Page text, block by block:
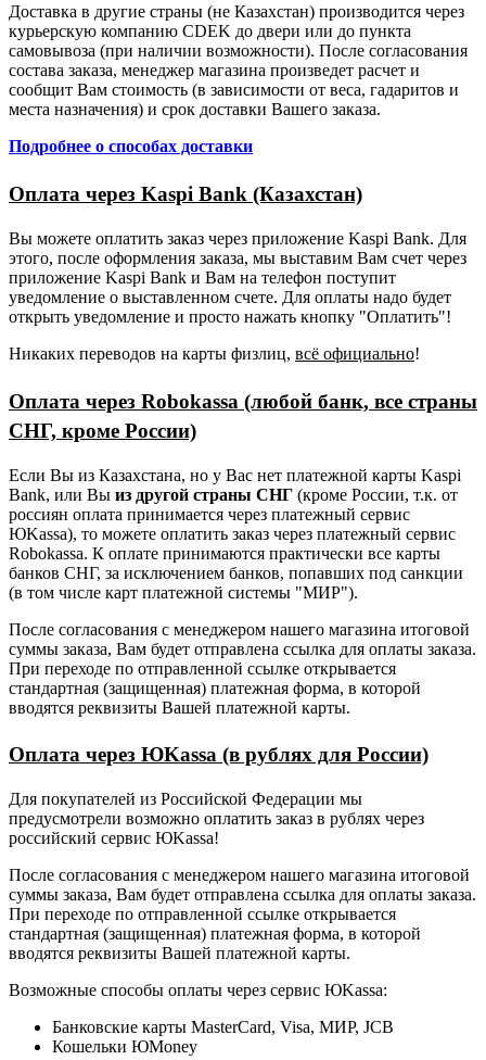
Доставка в другие страны (не Казахстан) производится через
курьерскую компанию CDEK до двери или до пункта
самовывоза (при наличии возможности). После согласования
состава заказа, менеджер магазина произведет расчет и
сообщит Вам стоимость (в зависимости от веса, гадаритов и
места назначения) и срок доставки Вашего заказа.
Подробнее о способах доставки
Оплата через Kaspi Bank (Казахстан)
Вы можете оплатить заказ через приложение Kaspi Bank. Для
этого, после оформления заказа, мы выставим Вам счет через
приложение Kaspi Bank и Вам на телефон поступит
уведомление о выставленном счете. Для оплаты надо будет
открыть уведомление и просто нажать кнопку "Оплатить"!
Никаких переводов на карты физлиц, всё официально!
Оплата через Robokassa (любой банк, все страны
СНГ, кроме России)
Если Вы из Казахстана, но у Вас нет платежной карты Kaspi
Bank, или Вы из другой страны СНГ (кроме России, т.к. от
россиян оплата принимается через платежный сервис
ЮKassa), то можете оплатить заказ через платежный сервис
Robokassa. К оплате принимаются практически все карты
банков СНГ, за исключением банков, попавших под санкции
(в том числе карт платежной системы "МИР").
После согласования с менеджером нашего магазина итоговой
суммы заказа, Вам будет отправлена ссылка для оплаты заказа.
При переходе по отправленной ссылке открывается
стандартная (защищенная) платежная форма, в которой
вводятся реквизиты Вашей платежной карты.
Оплата через ЮKassa (в рублях для России)
Для покупателей из Российской Федерации мы
предусмотрели возможно оплатить заказ в рублях через
российский сервис ЮKassa!
После согласования с менеджером нашего магазина итоговой
суммы заказа, Вам будет отправлена ссылка для оплаты заказа.
При переходе по отправленной ссылке открывается
стандартная (защищенная) платежная форма, в которой
вводятся реквизиты Вашей платежной карты.
Возможные способы оплаты через сервис ЮKassa:
Банковские карты MasterCard, Visa, МИР, JCB
Кошельки ЮMoney